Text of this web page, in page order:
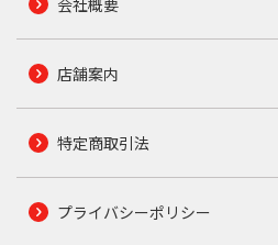
店舗案内
特定商取引法
プライバシーポリシー